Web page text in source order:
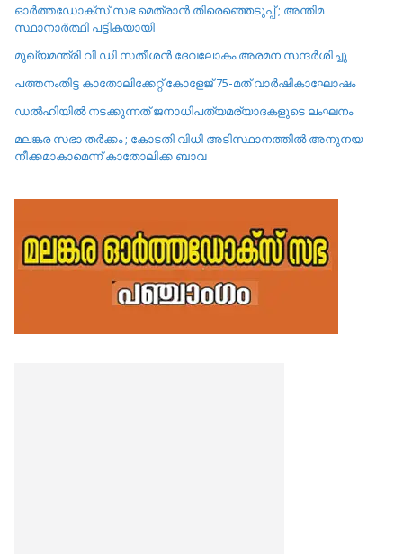
ഓർത്തഡോക്സ് സഭ മെത്രാൻ തിരെഞ്ഞെടുപ്പ് ; അന്തിമ
സ്ഥാനാർത്ഥി പട്ടികയായി
മുഖ്യമന്ത്രി വി ഡി സതീശൻ ദേവലോകം അരമന സന്ദർശിച്ചു
പത്തനംതിട്ട കാതോലിക്കേറ്റ്‌ കോളേജ്‌ 75-മത് വാർഷികാഘോഷം
ഡൽഹിയിൽ നടക്കുന്നത് ജനാധിപത്യമര്യാദകളുടെ ലംഘനം
മലങ്കര സഭാ തർക്കം ; കോടതി വിധി അടിസ്ഥാനത്തിൽ അനുനയ
നീക്കമാകാമെന്ന് കാതോലിക്ക ബാവ